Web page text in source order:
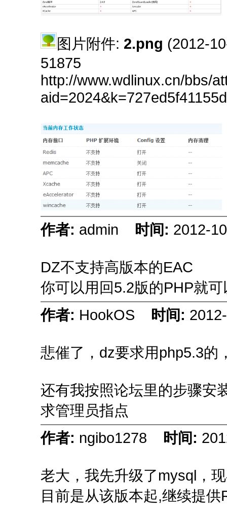
图片附件: 2.png (2012-
51875
http://www.wdlinux.cn/bbs/
作者: admin 时间: 2012-
DZ不支持高版本的EAC
你可以用回5.2版的PHP就可
作者: HookOS 时间:
悲催了，dz要求用php5.3的
还有我按照论坛里的步骤安
求管理员指点
作者: ngibo1278 时间:
老大，我先升级了mysql，
目前是从该版本起,继续提